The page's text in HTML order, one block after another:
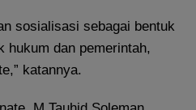
sosialisasi sebagai bentuk
hukum dan pemerintah,
katannya.